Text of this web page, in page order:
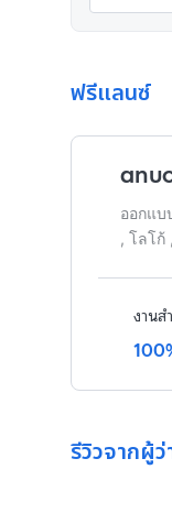
ฟรีแลนซ์
ออกแ
, โลโก้
งานส
รีวิวจากผู้ว่